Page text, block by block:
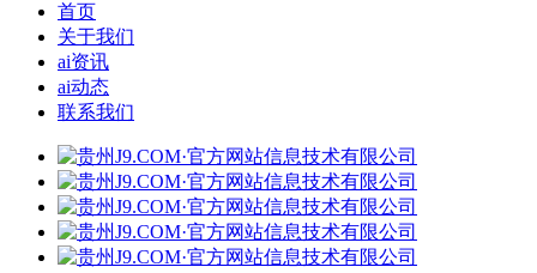
首页
关于我们
ai资讯
ai动态
联系我们